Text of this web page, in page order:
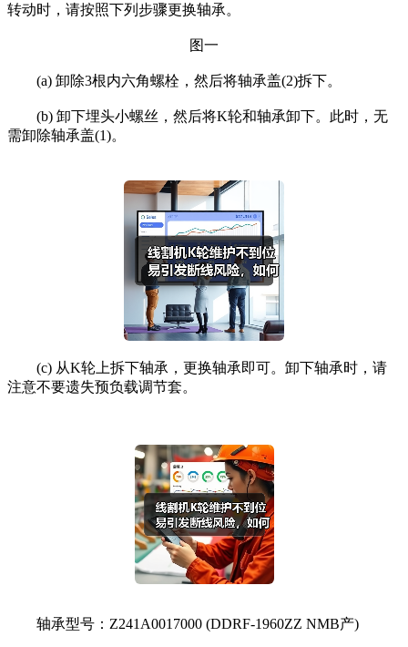
转动时，请按照下列步骤更换轴承。
图一
(a) 卸除3根内六角螺栓，然后将轴承盖(2)拆下。
(b) 卸下埋头小螺丝，然后将K轮和轴承卸下。此时，无
需卸除轴承盖(1)。
(c) 从K轮上拆下轴承，更换轴承即可。卸下轴承时，请
注意不要遗失预负载调节套。
轴承型号：Z241A0017000 (DDRF-1960ZZ NMB产)